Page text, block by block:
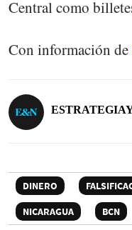
Central como
Con información de
DINERO
NICARAGUA
BCN